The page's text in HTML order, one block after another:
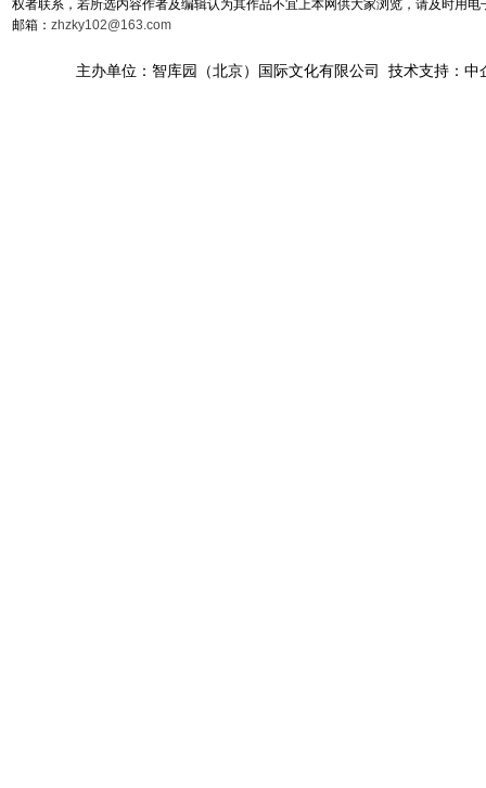
权者联系，若所选内容作者及编辑认为其作品不宜上本网供大家浏览，请及时用
邮箱： zhzky102@163.com
主办单位：智库园（北京）国际文化有限公司 技术支持：